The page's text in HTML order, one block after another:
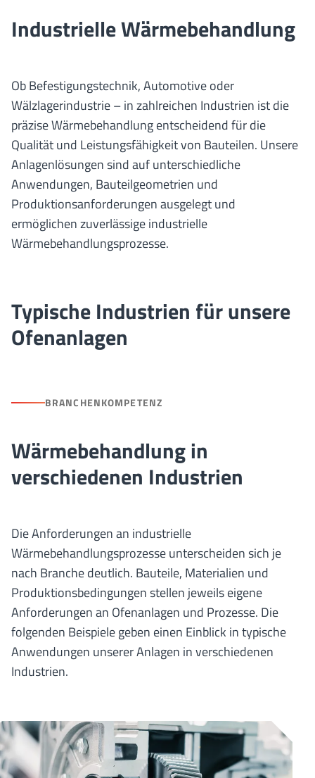
Industrielle Wärmebehandlung
Ob Befestigungstechnik, Automotive oder
Wälzlagerindustrie – in zahlreichen Industrien ist die
präzise Wärmebehandlung entscheidend für die
Qualität und Leistungsfähigkeit von Bauteilen. Unsere
Anlagenlösungen sind auf unterschiedliche
Anwendungen, Bauteilgeometrien und
Produktionsanforderungen ausgelegt und
ermöglichen zuverlässige industrielle
Wärmebehandlungsprozesse.
Typische Industrien für unsere
Ofenanlagen
BRANCHENKOMPETENZ
Wärmebehandlung in
verschiedenen Industrien
Die Anforderungen an industrielle
Wärmebehandlungsprozesse unterscheiden sich je
nach Branche deutlich. Bauteile, Materialien und
Produktionsbedingungen stellen jeweils eigene
Anforderungen an Ofenanlagen und Prozesse. Die
folgenden Beispiele geben einen Einblick in typische
Anwendungen unserer Anlagen in verschiedenen
Industrien.